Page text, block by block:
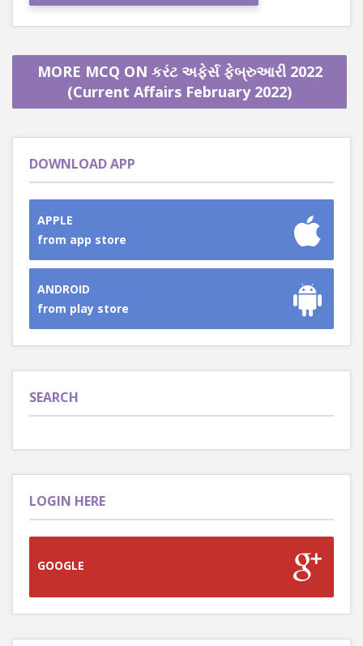
MORE MCQ ON કરંટ અફેર્સ ફેબ્રુઆરી 2022
(Current Affairs February 2022)
DOWNLOAD APP
APPLE
from app store
ANDROID
from play store
SEARCH
LOGIN HERE
GOOGLE